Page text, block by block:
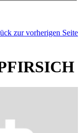
zur vorherigen Seite